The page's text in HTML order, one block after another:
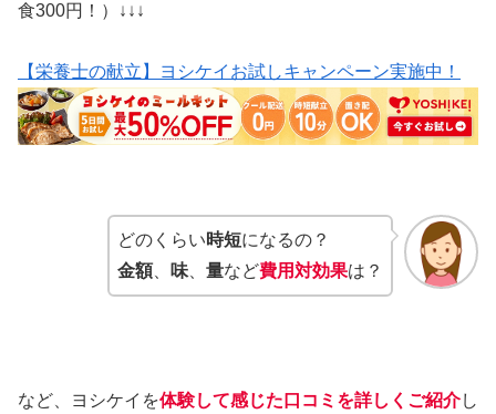
食300円！）↓↓↓
【栄養士の献立】ヨシケイお試しキャンペーン実施中！
どのくらい時短になるの？
金額、 味 、量など費用対効果は？
など、ヨシケイを体験して感じた口コミを詳しくご紹介し